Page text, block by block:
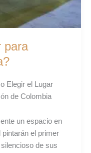
para
Elegir el Lugar
de Colombia
un espacio en
el primer
de sus